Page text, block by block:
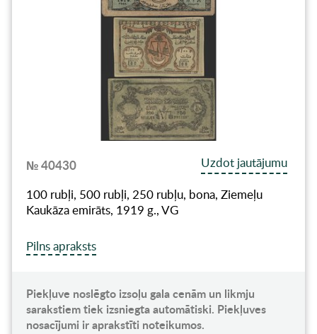
№ 40430
Uzdot jautājumu
100 rubļi, 500 rubļi, 250 rubļu, bona, Ziemeļu
Kaukāza emirāts, 1919 g., VG
Pilns apraksts
Piekļuve noslēgto izsoļu gala cenām un likmju
sarakstiem tiek izsniegta automātiski. Piekļuves
nosacījumi ir aprakstīti noteikumos.